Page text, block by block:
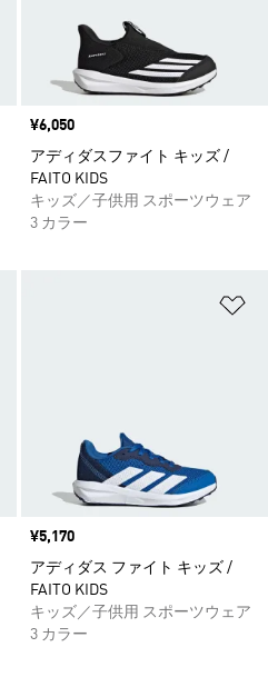
価格
¥6,050
アディダスファイト キッズ /
FAITO KIDS
キッズ／子供用 スポーツウェア
3 カラー
価格
¥5,170
アディダス ファイト キッズ /
FAITO KIDS
キッズ／子供用 スポーツウェア
3 カラー